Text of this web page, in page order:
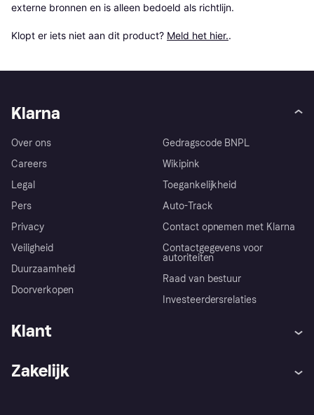
externe bronnen en is alleen bedoeld als richtlijn.
Klopt er iets niet aan dit product? Meld het hier..
Klarna
Over ons
Careers
Legal
Pers
Privacy
Veiligheid
Duurzaamheid
Doorverkopen
Gedragscode BNPL
Wikipink
Toegankelijkheid
Auto-Track
Contact opnemen met Klarna
Contactgegevens voor
autoriteiten
Raad van bestuur
Investeerdersrelaties
Klant
Zakelijk